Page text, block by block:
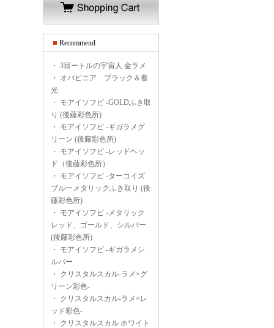
Recommend
・ 3目ートルの宇宙人 金ラメ
・ オパビニア ブラック＆蓄
光
・ モアイソフビ -GOLDふき取
り (後藤彩色所)
・ モアイソフビ -ギガラメグ
リーン (後藤彩色所)
・ モアイソフビ -レッドヘッ
ド（後藤彩色所）
・ モアイソフビ -ターコイズ
ブルーメタリックふき取り (後
藤彩色所)
・ モアイソフビ -メタリック
レッド、ゴールド、シルバー
(後藤彩色所)
・ モアイソフビ -ギガラメシ
ルバー
・ クリスタルスカル-ラメ×グ
リーン彩色-
・ クリスタルスカル-ラメ×レ
ッド彩色-
・ クリスタルスカル ホワイト